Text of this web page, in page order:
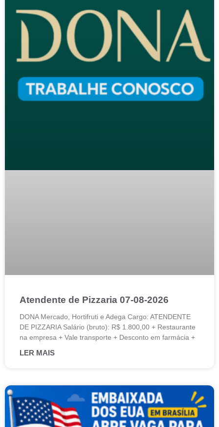
Atendente de Pizzaria 07-08-2026
DONA Mercado, Hortifruti e Adega Cargo: ATENDENTE
DE PIZZARIA Salário (bruto): R$ 1.800,00 + Restaurante
na empresa + Vale transporte + Desconto em farmácia +
LER MAIS